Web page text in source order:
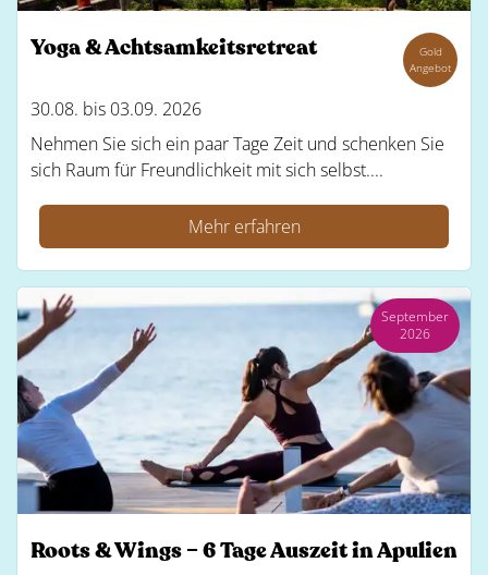
Yoga & Achtsamkeitsretreat
Gold
Angebot
30.08. bis 03.09. 2026
Nehmen Sie sich ein paar Tage Zeit und schenken Sie
sich Raum für Freundlichkeit mit sich selbst....
Mehr erfahren
September
2026
Roots & Wings – 6 Tage Auszeit in Apulien